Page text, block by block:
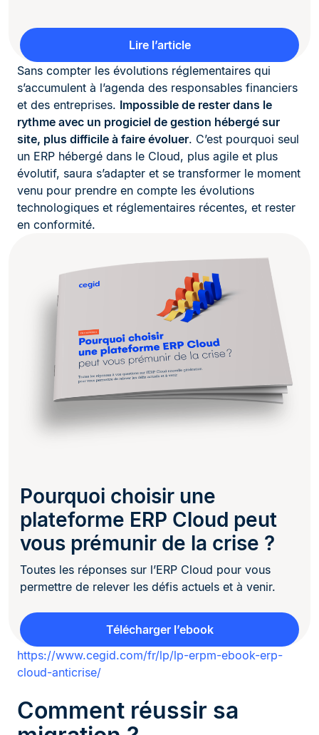
Lire l’article
Sans compter les évolutions réglementaires qui
s’accumulent à l’agenda des responsables financiers
et des entreprises. Impossible de rester dans le
rythme avec un progiciel de gestion hébergé sur
site, plus difficile à faire évoluer. C’est pourquoi seul
un ERP hébergé dans le Cloud, plus agile et plus
évolutif, saura s’adapter et se transformer le moment
venu pour prendre en compte les évolutions
technologiques et réglementaires récentes, et rester
en conformité.
Pourquoi choisir une
plateforme ERP Cloud peut
vous prémunir de la crise ?
Toutes les réponses sur l’ERP Cloud pour vous
permettre de relever les défis actuels et à venir.
Télécharger l’ebook
https://www.cegid.com/fr/lp/lp-erpm-ebook-erp-
cloud-anticrise/
Comment réussir sa